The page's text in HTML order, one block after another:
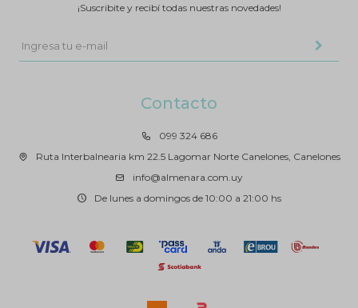
Contacto
099 324 686
Ruta Interbalnearia km 22.5 Lagomar Norte Canelones, Canelones
info@almenara.com.uy
De lunes a domingos de 10:00 a 21:00 hs
¡Suscribite y recibí todas nuestras novedades!